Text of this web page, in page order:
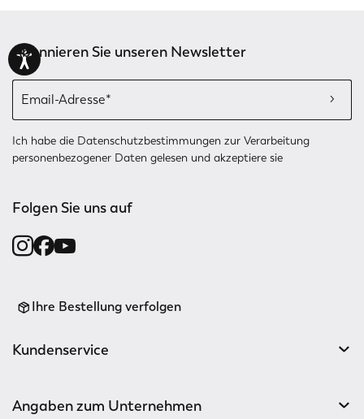
Abonnieren Sie unseren Newsletter
Ich habe die Datenschutzbestimmungen zur Verarbeitung
personenbezogener Daten gelesen und akzeptiere sie
Folgen Sie uns auf
Ihre Bestellung verfolgen
Kundenservice
Angaben zum Unternehmen